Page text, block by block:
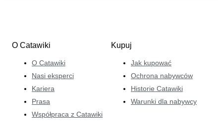
O Catawiki
O Catawiki
Nasi eksperci
Kariera
Prasa
Współpraca z Catawiki
Kupuj
Jak kupować
Ochrona nabywców
Historie Catawiki
Warunki dla nabywcy